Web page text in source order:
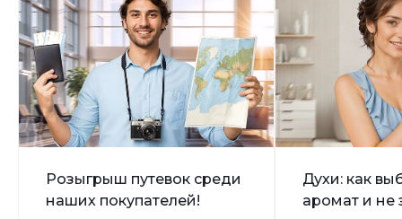
Розыгрыш путевок среди
наших покупателей!
Духи: как
аромат и не